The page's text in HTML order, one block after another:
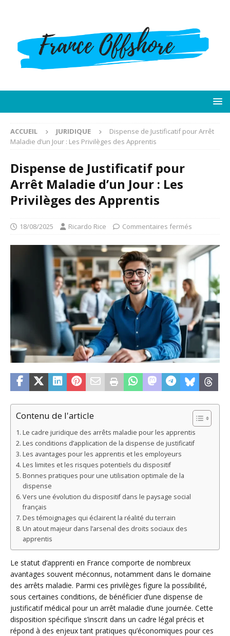
ACCUEIL JURIDIQUE
Dispense de Justificatif pour Arrêt
Maladie d’un Jour : Les Privilèges des Apprentis
Dispense de Justificatif pour
Arrêt Maladie d’un Jour : Les
Privilèges des Apprentis
18/08/2025 Ricardo Rice Commentaires fermés
Contenu de l'article
Le cadre juridique des arrêts maladie pour les apprentis
Les conditions d’application de la dispense de justificatif
Les avantages pour les apprentis et les employeurs
Les limites et les risques potentiels du dispositif
Bonnes pratiques pour une utilisation optimale de la
dispense
Vers une évolution du dispositif dans le paysage social
français
Des témoignages qui éclairent la réalité du terrain
Un atout majeur dans l’arsenal des droits sociaux des
apprentis
Le statut d’apprenti en France comporte de nombreux
avantages souvent méconnus, notamment dans le domaine
des arrêts maladie. Parmi ces privilèges figure la possibilité,
sous certaines conditions, de bénéficier d’une dispense de
justificatif médical pour un arrêt maladie d’une journée. Cette
disposition spécifique s’inscrit dans un cadre légal précis et
répond à des enjeux tant pratiques qu’économiques pour ces